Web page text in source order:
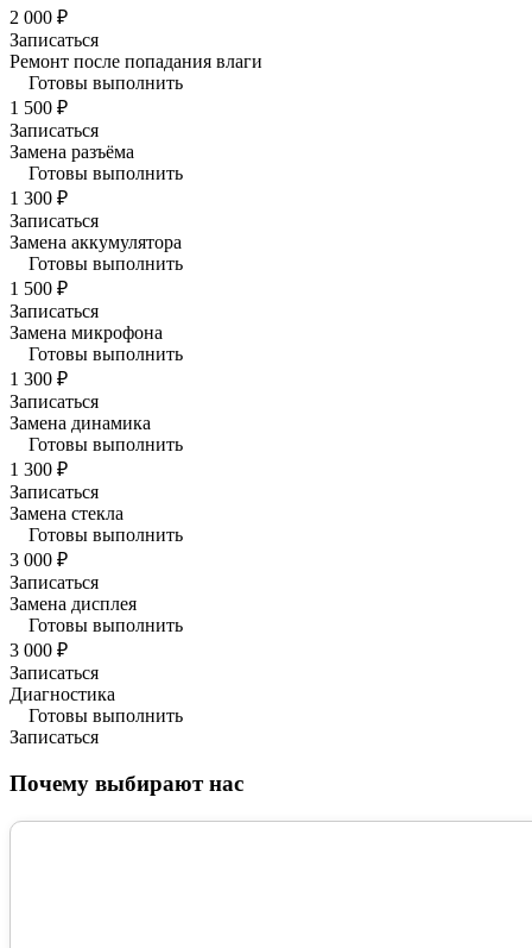
2 000 ₽
Записаться
Ремонт после попадания влаги
Готовы выполнить
1 500 ₽
Записаться
Замена разъёма
Готовы выполнить
1 300 ₽
Записаться
Замена аккумулятора
Готовы выполнить
1 500 ₽
Записаться
Замена микрофона
Готовы выполнить
1 300 ₽
Записаться
Замена динамика
Готовы выполнить
1 300 ₽
Записаться
Замена стекла
Готовы выполнить
3 000 ₽
Записаться
Замена дисплея
Готовы выполнить
3 000 ₽
Записаться
Диагностика
Готовы выполнить
Записаться
Почему выбирают нас